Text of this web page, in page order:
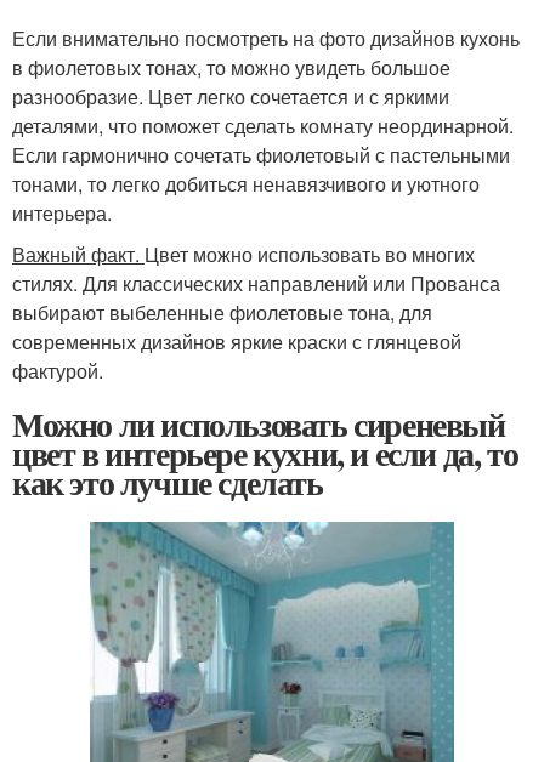
Если внимательно посмотреть на фото дизайнов кухонь
в фиолетовых тонах, то можно увидеть большое
разнообразие. Цвет легко сочетается и с яркими
деталями, что поможет сделать комнату неординарной.
Если гармонично сочетать фиолетовый с пастельными
тонами, то легко добиться ненавязчивого и уютного
интерьера.
Важный факт. Цвет можно использовать во многих
стилях. Для классических направлений или Прованса
выбирают выбеленные фиолетовые тона, для
современных дизайнов яркие краски с глянцевой
фактурой.
Можно ли использовать сиреневый
цвет в интерьере кухни, и если да, то
как это лучше сделать